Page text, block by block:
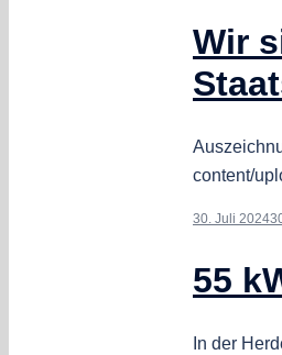
Wir
content/
30. Juli 2024
55
In der